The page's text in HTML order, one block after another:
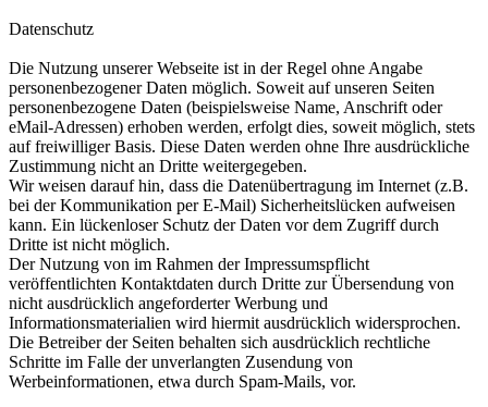
Datenschutz
Die Nutzung unserer Webseite ist in der Regel ohne Angabe
personenbezogener Daten möglich. Soweit auf unseren Seiten
personenbezogene Daten (beispielsweise Name, Anschrift oder
eMail-Adressen) erhoben werden, erfolgt dies, soweit möglich, stets
auf freiwilliger Basis. Diese Daten werden ohne Ihre ausdrückliche
Zustimmung nicht an Dritte weitergegeben.
Wir weisen darauf hin, dass die Datenübertragung im Internet (z.B.
bei der Kommunikation per E-Mail) Sicherheitslücken aufweisen
kann. Ein lückenloser Schutz der Daten vor dem Zugriff durch
Dritte ist nicht möglich.
Der Nutzung von im Rahmen der Impressumspflicht
veröffentlichten Kontaktdaten durch Dritte zur Übersendung von
nicht ausdrücklich angeforderter Werbung und
Informationsmaterialien wird hiermit ausdrücklich widersprochen.
Die Betreiber der Seiten behalten sich ausdrücklich rechtliche
Schritte im Falle der unverlangten Zusendung von
Werbeinformationen, etwa durch Spam-Mails, vor.